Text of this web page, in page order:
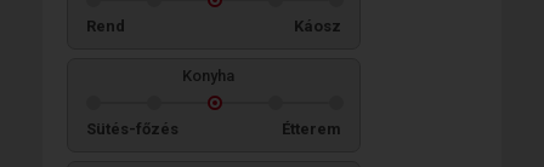
Rend Káosz
Konyha
Sütés-főzés Étterem